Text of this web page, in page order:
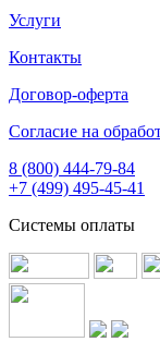
Услуги
Контакты
Договор-оферта
Согласие на
8 (800) 444-79-84
+7 (499) 495-45-41
Системы оплаты